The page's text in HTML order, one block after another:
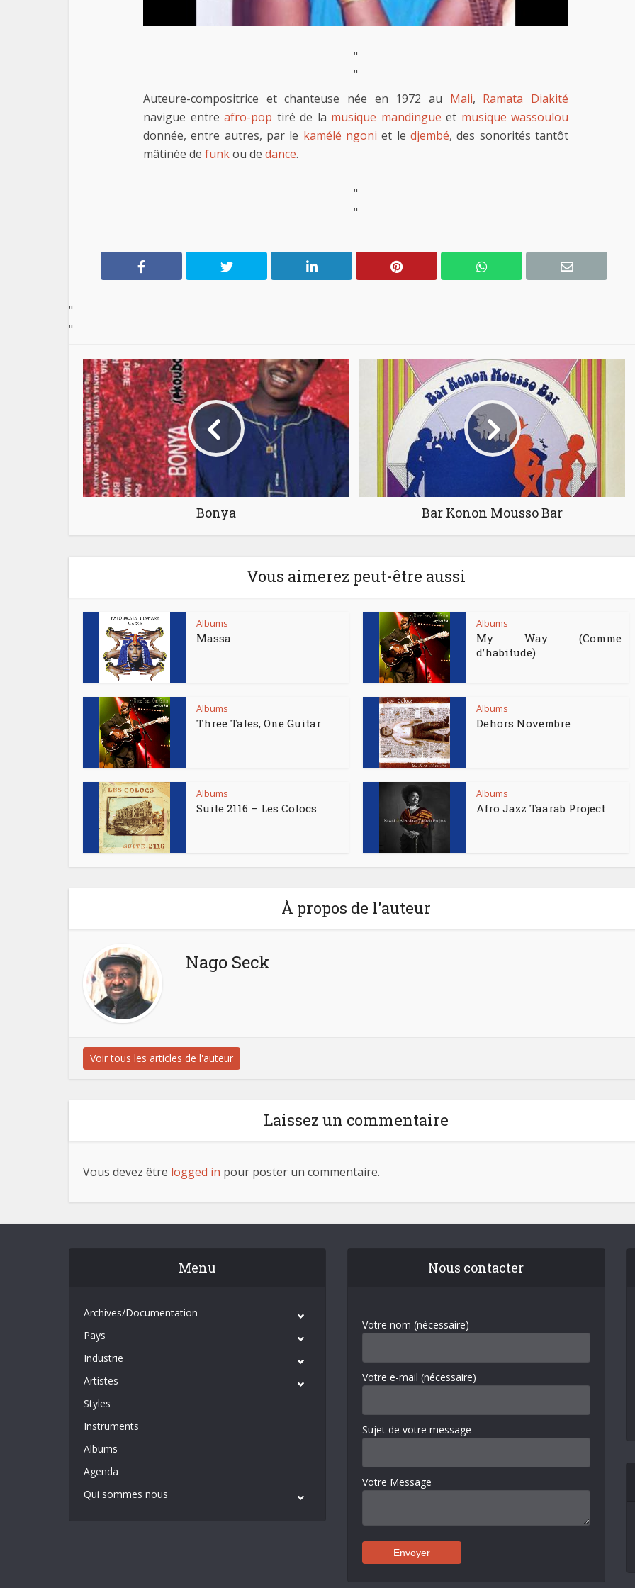
"
"
Auteure-compositrice et chanteuse née en 1972 au Mali, Ramata Diakité
navigue entre afro-pop tiré de la musique mandingue et musique wassoulou
donnée, entre autres, par le kamélé ngoni et ledjembé, des sonorités tantôt
mâtinée de funkou de dance.
"
"
"
"
Bonya Bar Konon Mousso Bar
Vous aimerez peut-être aussi
Albums
Massa
Albums
My Way (Comme
d’habitude)
Albums
Three Tales, One Guitar
Albums
Dehors Novembre
Albums
Suite 2116 – Les Colocs
Albums
Afro Jazz Taarab Project
À propos de l'auteur
Nago Seck
Voir tous les articles de l'auteur
Laissez un commentaire
Vous devez être logged in pour poster un commentaire.
Menu
Archives/Documentation
Pays
Industrie
Artistes
Styles
Instruments
Albums
Agenda
Qui sommes nous
Nous contacter
Votre nom (nécessaire)
Votre e-mail (nécessaire)
Sujet de votre message
Votre Message